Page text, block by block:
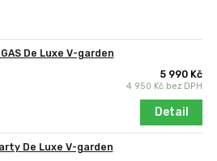
De Luxe V-garden
5 990 Kč
4 950 Kč bez DPH
Detail
De Luxe V-garden